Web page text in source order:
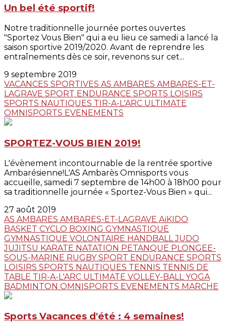
Un bel été sportif!
Notre traditionnelle journée portes ouvertes
"Sportez Vous Bien" qui a eu lieu ce samedi a lancé la
saison sportive 2019/2020. Avant de reprendre les
entraînements dès ce soir, revenons sur cet...
9 septembre 2019
VACANCES SPORTIVES AS AMBARES AMBARES-ET-
LAGRAVE SPORT ENDURANCE SPORTS LOISIRS
SPORTS NAUTIQUES TIR-A-L'ARC ULTIMATE
OMNISPORTS EVENEMENTS
SPORTEZ-VOUS BIEN 2019!
L'évènement incontournable de la rentrée sportive
Ambarésienne!L'AS Ambarès Omnisports vous
accueille, samedi 7 septembre de 14h00 à 18h00 pour
sa traditionnelle journée « Sportez-Vous Bien » qui...
27 août 2019
AS AMBARES AMBARES-ET-LAGRAVE AïKIDO
BASKET CYCLO BOXING GYMNASTIQUE
GYMNASTIQUE VOLONTAIRE HANDBALLJUDO
JUJITSU KARATE NATATION PETANQUE PLONGEE-
SOUS-MARINE RUGBYSPORT ENDURANCE SPORTS
LOISIRS SPORTS NAUTIQUES TENNIS TENNIS DE
TABLE TIR-A-L'ARC ULTIMATE VOLLEY-BALL YOGA
BADMINTON OMNISPORTS EVENEMENTS MARCHE
Sports Vacances d'été : 4 semaines!